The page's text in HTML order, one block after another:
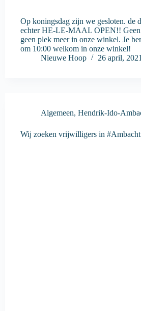
Op koningsdag zijn we gesloten. de
echter HE-LE-MAAL OPEN!! Geen
geen plek meer in onze winkel. Je
om 10:00 welkom in onze winkel!
Nieuwe Hoop
26 april, 2021
Algemeen, Hendrik-Ido-
Wij zoeken vrijwilligers in #Ambacht